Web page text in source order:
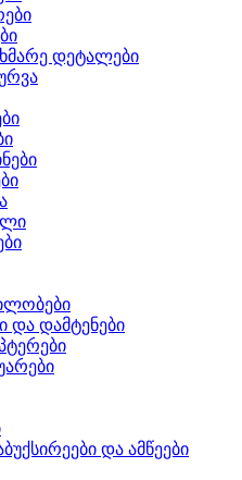
დეტალები
და დამტენები
და ამწეები